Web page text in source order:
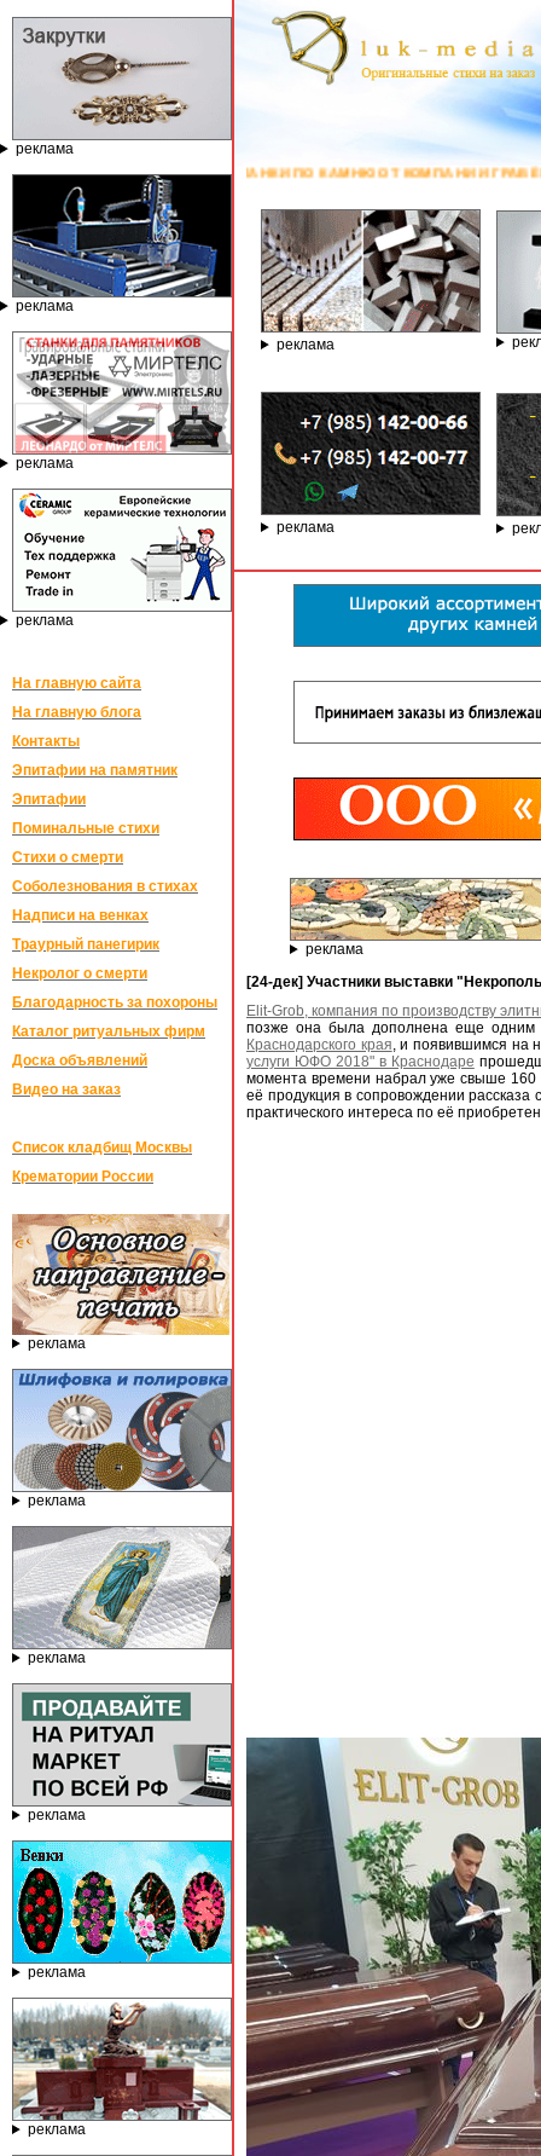
реклама
реклама
реклама
реклама
На главную сайта
На главную блога
Контакты
Эпитафии на памятник
Эпитафии
Поминальные стихи
Стихи о смерти
Соболезнования в стихах
Надписи на венках
Траурный панегирик
Некролог о смерти
Благодарность за похороны
Каталог ритуальных фирм
Доска объявлений
Видео на заказ
Список кладбищ Москвы
Крематории России
реклама
реклама
реклама
реклама
реклама
реклама
СТАНКИ ПО КАМНЮ ОТ КОМПАНИИ ГРАВЁР - ТЕЛЕФОН 8.800.77-53-
реклама
реклама
реклама
[24-дек] Участники выставки
Elit-Grob, компания по производству
позже она была дополнена еще
Краснодарского края, и появившимся на
услуги ЮФО 2018" в Краснодаре
момента времени набрал уже свыше 160
её продукция в сопровождении
практического интереса по её